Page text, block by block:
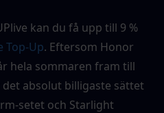
kan du få upp till 9 %
Top-Up. Eftersom Honor
hela sommaren fram till
absolut billigaste sättet
setet och Starlight